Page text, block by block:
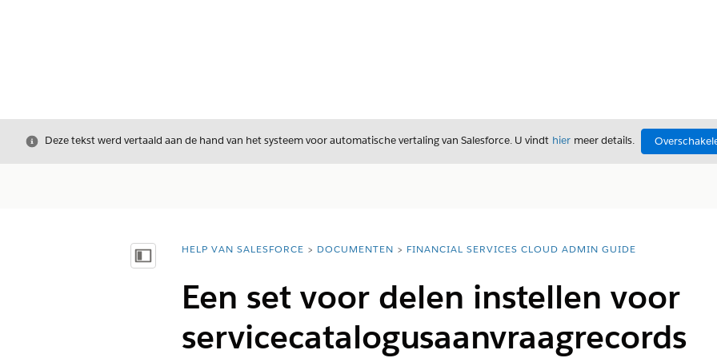
Sluiten
Deze tekst werd vertaald aan de hand van het systeem voor automatische vertaling van Salesforce. U vindt hier meer details.
Inhoudsopgave weergeven
U bent hier:
HELP VAN SALESFORCE DOCUMENTEN FINANCIAL SERVICES CLOUD ADMIN GUIDE
Een set voor delen instellen voor
servicecatalogusaanvraagrecords